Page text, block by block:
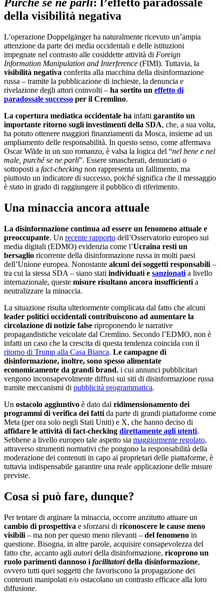
Purché se ne parli: l’effetto paradossale
della visibilità negativa
L’operazione Doppelgänger ha naturalmente ricevuto un’ampia
attenzione da parte dei media occidentali e delle istituzioni
impegnate nel contrasto alle cosiddette attività di Foreign
Information Manipulation and Interference (FIMI). Tuttavia, la
visibilità negativa conferita alla macchina della disinformazione
russa – tramite la pubblicazione di inchieste, la denuncia e
rivelazione degli attori coinvolti – ha sortito un effetto di
paradossale successo per il Cremlino.
La copertura mediatica occidentale ha infatti garantito un
importante ritorno sugli investimenti della SDA, che, a sua volta,
ha potuto ottenere maggiori finanziamenti da Mosca, insieme ad un
ampliamento delle responsabilità. In questo senso, come affermava
Oscar Wilde in un suo romanzo, è valsa la logica del “nel bene e nel
male, purché se ne parli”. Essere smascherati, denunciati o
sottoposti a fact-checking non rappresenta un fallimento, ma
piuttosto un indicatore di successo, poiché significa che il messaggio
è stato in grado di raggiungere il pubblico di riferimento.
Una minaccia ancora attuale
La disinformazione continua ad essere un fenomeno attuale e
preoccupante. Un recente rapporto dell’Osservatorio europeo sui
media digitali (EDMO) evidenzia come l’Ucraina resti un
bersaglio ricorrente della disinformazione russa in molti paesi
dell’Unione europea. Nonostante alcuni dei soggetti responsabili –
tra cui la stessa SDA – siano stati individuati e sanzionati a livello
internazionale, queste misure risultano ancora insufficienti a
neutralizzare la minaccia.
La situazione risulta ulteriormente complicata dal fatto che alcuni
leader politici occidentali contribuiscono ad aumentare la
circolazione di notizie false riproponendo le narrative
propagandistiche veicolate dal Cremlino. Secondo l’EDMO, non è
infatti un caso che la crescita di questa tendenza coincida con il
ritorno di Trump alla Casa Bianca. Le campagne di
disinformazione, inoltre, sono spesso alimentate
economicamente da grandi brand, i cui annunci pubblicitari
vengono inconsapevolmente diffusi sui siti di disinformazione russa
tramite meccanismi di pubblicità programmatica.
Un ostacolo aggiuntivo è dato dal ridimensionamento dei
programmi di verifica dei fatti da parte di grandi piattaforme come
Meta (per ora solo negli Stati Uniti) e X, che hanno deciso di
affidare le attività di fact-checking direttamente agli utenti.
Sebbene a livello europeo tale aspetto sia maggiormente regolato,
attraverso strumenti normativi che pongono la responsabilità della
moderazione dei contenuti in capo ai proprietari delle piattaforme, è
tuttavia indispensabile garantire una reale applicazione delle misure
previste.
Cosa si può fare, dunque?
Per tentare di arginare la minaccia, occorre anzitutto attuare un
cambio di prospettiva e sforzarsi di riconoscere le cause meno
visibili – ma non per questo meno rilevanti – del fenomeno in
questione. Bisogna, in altre parole, acquisire consapevolezza del
fatto che, accanto agli autori della disinformazione, ricoprono un
ruolo parimenti dannoso i facilitatoridella disinformazione,
ovvero tutti quei soggetti che favoriscono la propagazione dei
contenuti manipolati e/o ostacolano un contrasto efficace alla loro
diffusione.